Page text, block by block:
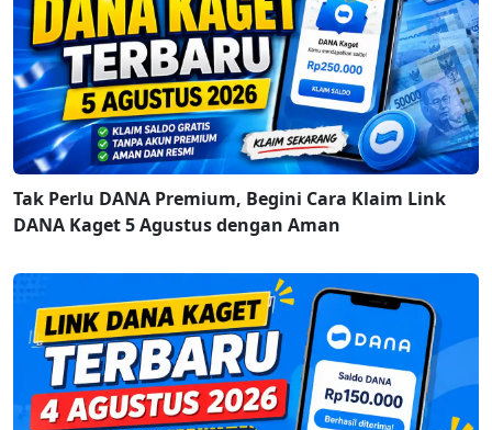
Tak Perlu DANA Premium, Begini Cara Klaim Link
DANA Kaget 5 Agustus dengan Aman